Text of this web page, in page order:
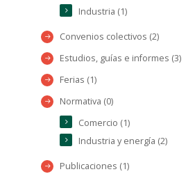
Industria (1)
Convenios colectivos (2)
Estudios, guías e informes (3)
Ferias (1)
Normativa (0)
Comercio (1)
Industria y energía (2)
Publicaciones (1)